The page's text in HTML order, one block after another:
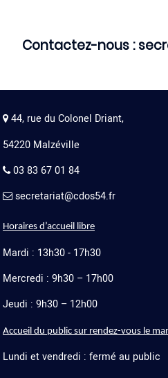
Contactez-nous :
44, rue du Colonel Driant,
54220 Malzéville
03 83 67 01 84
secretariat@cdos54.fr
Horaires d’accueil libre
Mardi : 13h30 - 17h30
Mercredi : 9h30 – 17h00
Jeudi : 9h30 – 12h00
Accueil du public sur rendez-vous le
Lundi et vendredi : fermé au public